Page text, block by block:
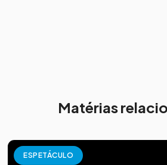
Matérias
ESPETÁCULO